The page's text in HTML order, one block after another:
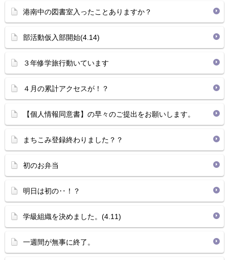
港南中の図書室入ったことありますか？
部活動仮入部開始(4.14)
３年修学旅行動いています
４月の累計アクセスが！？
【個人情報同意書】の早々のご提出をお願いします。
まちこみ登録終わりました？？
初のお弁当
明日は初の‥！？
学級組織を決めました。(4.11)
一週間が無事に終了。